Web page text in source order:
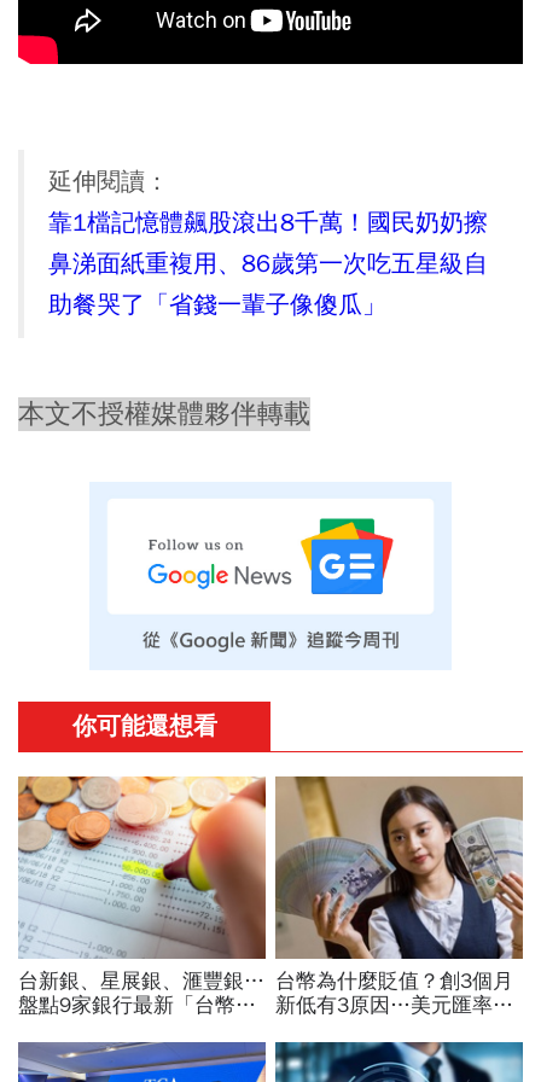
延伸閱讀：
靠1檔記憶體飆股滾出8千萬！國民奶奶擦
鼻涕面紙重複用、86歲第一次吃五星級自
助餐哭了「省錢一輩子像傻瓜」
本文不授權媒體夥伴轉載